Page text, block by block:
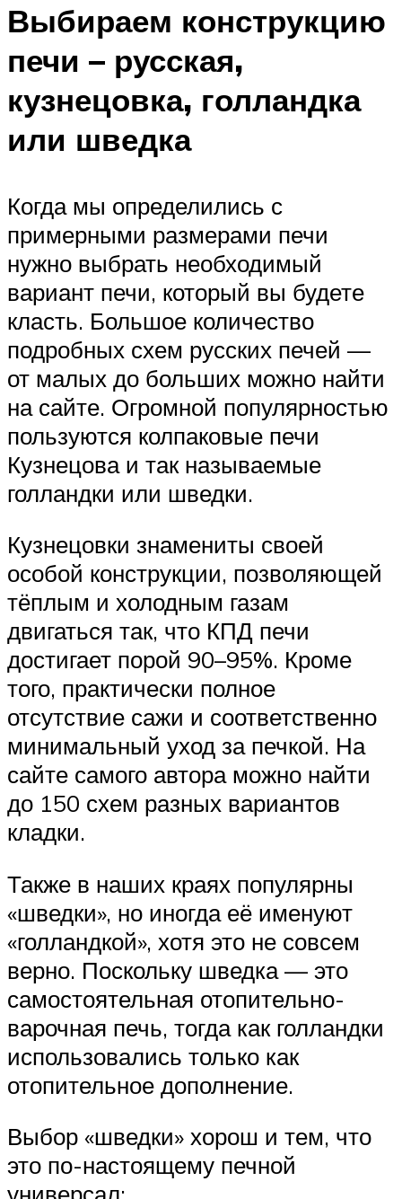
Выбираем конструкцию
печи – русская,
кузнецовка, голландка
или шведка
Когда мы определились с
примерными размерами печи
нужно выбрать необходимый
вариант печи, который вы будете
класть. Большое количество
подробных схем русских печей —
от малых до больших можно найти
на сайте. Огромной популярностью
пользуются колпаковые печи
Кузнецова и так называемые
голландки или шведки.
Кузнецовки знамениты своей
особой конструкции, позволяющей
тёплым и холодным газам
двигаться так, что КПД печи
достигает порой 90–95%. Кроме
того, практически полное
отсутствие сажи и соответственно
минимальный уход за печкой. На
сайте самого автора можно найти
до 150 схем разных вариантов
кладки.
Также в наших краях популярны
«шведки», но иногда её именуют
«голландкой», хотя это не совсем
верно. Поскольку шведка — это
самостоятельная отопительно-
варочная печь, тогда как голландки
использовались только как
отопительное дополнение.
Выбор «шведки» хорош и тем, что
это по-настоящему печной